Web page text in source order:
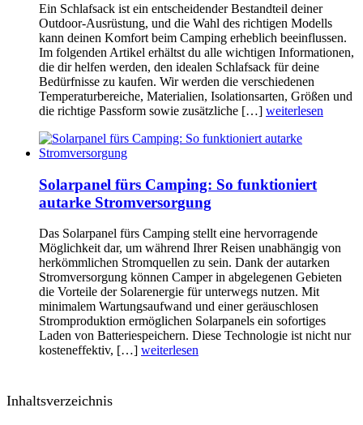
Ein Schlafsack ist ein entscheidender Bestandteil deiner
Outdoor-Ausrüstung, und die Wahl des richtigen Modells
kann deinen Komfort beim Camping erheblich beeinflussen.
Im folgenden Artikel erhältst du alle wichtigen Informationen,
die dir helfen werden, den idealen Schlafsack für deine
Bedürfnisse zu kaufen. Wir werden die verschiedenen
Temperaturbereiche, Materialien, Isolationsarten, Größen und
die richtige Passform sowie zusätzliche […] weiterlesen
Solarpanel fürs Camping: So funktioniert
autarke Stromversorgung
Das Solarpanel fürs Camping stellt eine hervorragende
Möglichkeit dar, um während Ihrer Reisen unabhängig von
herkömmlichen Stromquellen zu sein. Dank der autarken
Stromversorgung können Camper in abgelegenen Gebieten
die Vorteile der Solarenergie für unterwegs nutzen. Mit
minimalem Wartungsaufwand und einer geräuschlosen
Stromproduktion ermöglichen Solarpanels ein sofortiges
Laden von Batteriespeichern. Diese Technologie ist nicht nur
kosteneffektiv, […] weiterlesen
Inhaltsverzeichnis